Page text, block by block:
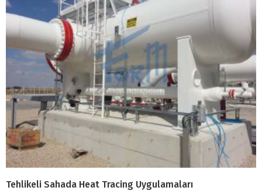
Tehlikeli Sahada Heat Tracing Uygulamaları